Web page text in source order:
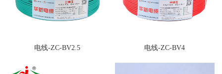
电线-ZC-BV2.5 电线-ZC-BV4